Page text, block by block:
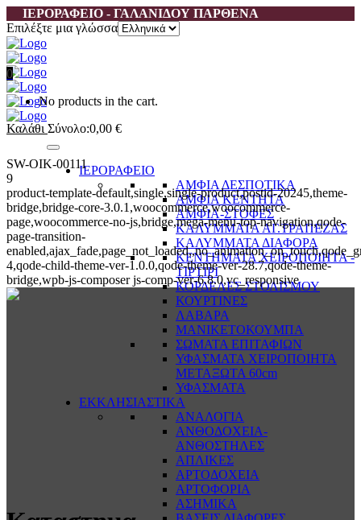
ΙΕΡΟΡΑΦΕΙΟ - ΓΑΛΑΝΙΔΟΥ ΠΑΡΘΕΝΑ
Επιλέξτε μια γλώσσα
0
No products in the cart.
Καλάθι Σύνολο:0,00 €
ΙΕΡΟΡΑΦΕΙΟ
ΑΜΦΙΑ ΔΕΣΠΟΤΙΚΑ
ΑΜΦΙΑ ΚΕΝΤΗΤΑ
ΑΜΦΙΑ-ΣΤΟΦΕΣ
ΚΑΛΥΜΜΑΤΑ ΑΓ.ΤΡΑΠΕΖΑΣ
ΚΑΛΥΜΜΑΤΑ ΔΙΑΦΟΡΑ
ΚΕΝΤΗΜΑΤΑ ΧΕΙΡΟΠΟΙΗΤΑ -
ΤΙΡΤΙΡΙ
ΚΟΡΔΕΛΕΣ ΣΤΟΛΙΣΜΟΥ
ΚΟΥΡΤΙΝΕΣ
ΛΑΒΑΡΑ
ΜΑΝΙΚΕΤΟΚΟΥΜΠΑ
ΣΩΜΑΤΑ ΕΠΙΤΑΦΙΩΝ
ΥΦΑΣΜΑΤΑ ΧΕΙΡΟΠΟΙΗΤΑ
ΜΕΤΑΞΩΤΑ 60cm
ΥΦΑΣΜΑΤΑ
ΕΚΚΛΗΣΙΑΣΤΙΚΑ
ΑΝΑΛΟΓΙΑ
ΑΝΘΟΔΟΧΕΙΑ-
ΑΝΘΟΣΤΗΛΕΣ
ΑΠΛΙΚΕΣ
ΑΡΤΟΔΟΧΕΙΑ
ΑΡΤΟΦΟΡΙΑ
ΑΣΗΜΙΚΑ
SW-OIK-00111
9
product-template-default,single,single-product,postid-20245,theme-
bridge,bridge-core-3.0.1,woocommerce,woocommerce-
page,woocommerce-no-js,bridge,mega-menu-top-navigation,qode-
page-transition-
4,qode-child-theme-ver-1.0.0,qode-theme-ver-28.7,qode-theme-
bridge,wpb-js-composer js-comp-ver-6.8.0,vc_responsive